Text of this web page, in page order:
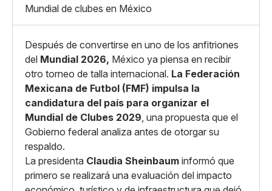
Facebook
Copiar enlace
Mediano
Grande
Mundial de clubes en México
Después de convertirse en uno de los anfitriones
del Mundial 2026, México ya piensa en recibir
otro torneo de talla internacional. La Federación
Mexicana de Futbol (FMF) impulsa la
candidatura del país para organizar el
Mundial de Clubes 2029, una propuesta que el
Gobierno federal analiza antes de otorgar su
respaldo.
La presidenta Claudia Sheinbaum informó que
primero se realizará una evaluación del impacto